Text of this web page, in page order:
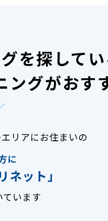
を探してい
ングがおす
リアにお住まいの
に
ネット」
います